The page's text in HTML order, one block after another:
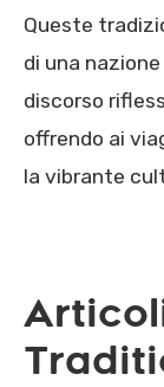
Queste
di una
discorso
offrendo ai
la vibrante